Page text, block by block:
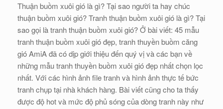
Thuận buồm xuôi gió là gì? Tại sao người ta hay chúc
thuận buồm xuôi gió? Tranh thuận buồm xuôi gió là gì? Tại
sao gọi là tranh thuận buồm xuôi gió? Ở bài viết: 45 mẫu
tranh thuận buồm xuôi gió đẹp, tranh thuyền buồm căng
gió AmiA đã có dịp giới thiệu đến quý vị và các bạn về
những mẫu tranh thuyền buồm xuôi gió đẹp nhất chọn lọc
nhất. Với các hình ảnh file tranh và hình ảnh thực tế bức
tranh chụp tại nhà khách hàng. Bài viết cũng cho ta thấy
được độ hot và mức độ phủ sóng của dòng tranh này như